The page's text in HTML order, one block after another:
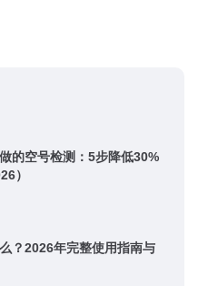
的空号检测：5步降低30%
）
？2026年完整使用指南与